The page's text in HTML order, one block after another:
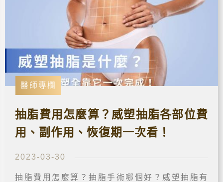
醫師專欄
抽脂費用怎麼算？威塑抽脂各部位費
用、副作用、恢復期一次看！
2023-03-30
抽脂費用怎麼算？抽脂手術哪個好？威塑抽脂有